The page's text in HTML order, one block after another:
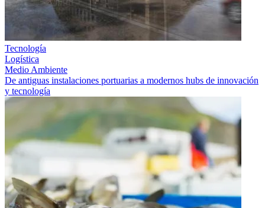
Tecnología
Logística
Medio Ambiente
De antiguas instalaciones portuarias a modernos hubs de innovación
y tecnología